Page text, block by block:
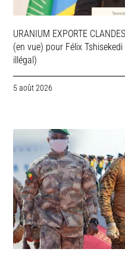
URANIUM EXPORTE
(en vue) pour Félix
illégal)
5 août 2026